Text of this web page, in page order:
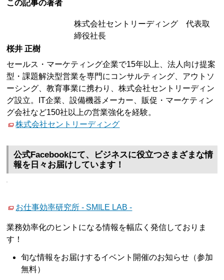
この記事の著者
株式会社セントリーディング 代表取
締役社長
桜井 正樹
セールス・マーケティング企業で15年以上、法人向け提案
型・課題解決型営業を専門にコンサルティング、アウトソ
ーシング、教育事業に携わり、株式会社セントリーディン
グ設立。IT企業、設備機器メーカー、販促・マーケティン
グ会社など150社以上の営業強化を経験。
株式会社セントリーディング
公式Facebookにて、ビジネスに役立つさまざまな情
報を日々お届けしています！
お仕事効率研究所 - SMILE LAB -
業務効率化のヒントになる情報を幅広く発信しておりま
す！
旬な情報をお届けするイベント開催のお知らせ（参加
無料）